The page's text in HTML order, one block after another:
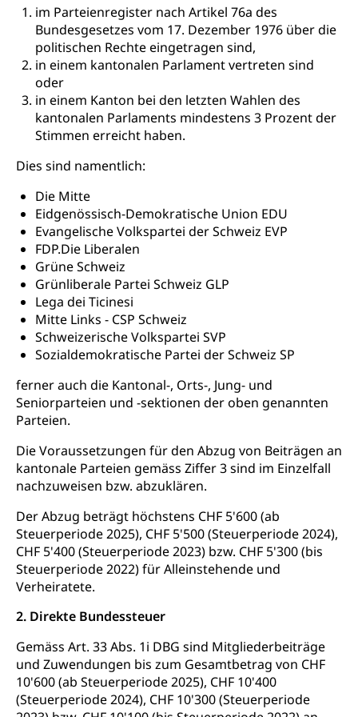
im Parteienregister nach Artikel 76a des
Bundesgesetzes vom 17. Dezember 1976 über die
politischen Rechte eingetragen sind,
in einem kantonalen Parlament vertreten sind
oder
in einem Kanton bei den letzten Wahlen des
kantonalen Parlaments mindestens 3 Prozent der
Stimmen erreicht haben.
Dies sind namentlich:
Die Mitte
Eidgenössisch-Demokratische Union EDU
Evangelische Volkspartei der Schweiz EVP
FDP.Die Liberalen
Grüne Schweiz
Grünliberale Partei Schweiz GLP
Lega dei Ticinesi
Mitte Links - CSP Schweiz
Schweizerische Volkspartei SVP
Sozialdemokratische Partei der Schweiz SP
ferner auch die Kantonal-, Orts-, Jung- und
Seniorparteien und -sektionen der oben genannten
Parteien.
Die Voraussetzungen für den Abzug von Beiträgen an
kantonale Parteien gemäss Ziffer 3 sind im Einzelfall
nachzuweisen bzw. abzuklären.
Der Abzug beträgt höchstens CHF 5'600 (ab
Steuerperiode 2025), CHF 5'500 (Steuerperiode 2024),
CHF 5'400 (Steuerperiode 2023) bzw. CHF 5'300 (bis
Steuerperiode 2022) für Alleinstehende und
Verheiratete.
2. Direkte Bundessteuer
Gemäss Art. 33 Abs. 1i DBG sind Mitgliederbeiträge
und Zuwendungen bis zum Gesamtbetrag von CHF
10'600 (ab Steuerperiode 2025), CHF 10'400
(Steuerperiode 2024), CHF 10'300 (Steuerperiode
Berufsmaturität
Zentrum für Brückenangebote
Studienwahl- und Studienbearatung
Fachklasse Grafik
Informatikmittelschule
Wirtschaftsmittelschule
FMS und Vollzeitschulen mit BM
Kantonale Sportcamps
Primarschule
Sekundarschule
Schulpflicht
Kindergarten & Basisstufe
Musikschulen
Schulferien
Schuldienste
Betreuungsangebote
Schulliste
Freiwilliger Schulsport
Stipendien und Darlehen
Studienbeihilfe, Stipendien, Ausbildungsdarlehen
Finanzielle Unterstützung für Ausbildung
Pflege HF oder Studium Pflege FH
Finanzielle Unterstützung Pädagogische
Hochschule PHLU
Stipendien Hochschule Luzern hslu
Universität
Technische Hochschule, Studium,
Hochschulstudium, Universitätsstudium,
universitäre Ausbildung, akademische Ausbildung,
Hochschule, Bachelor, Master, Doktorat,
Dienstleistungen, Hochschule Luzern,
Fachhochschule Zentralschweiz, HSLU,
Pädagogische Hochschule Luzern, PH Luzern, UniLU,
swissuniversities (Dachorganisation der Schweizer
Hochschulen)
swissuniversities
Universität Luzern
Fachstelle Hochschulbildung
Vorschule
Kindergarten, Kinderkrippe, Krippe, Kinderhort,
Kindertagesstätte, Spielgruppe, Tagesmutter,
Freiwilliges Kindergarten Jahr
Kinderbetreuung
Freiwilliges Kindergarten Jahr
Kindergarten & Basisstufe
Frühe Förderung
Gesundheit und Soziales
Konsumentenschutz
Konsumentenrechte, Produktsicherheit,
Konsumentenorganisation, parallele Einfuhr,
regionale Erschöpfung, nationale Erschöpfung,
internationale Erschöpfung, Preisabsprache, Kartell,
Cassis-deDijon-Prinzip
Verbraucherschutz
Krankenversicherung
Unfallversicherung, Berufsunfallversicherung,
Krankheit, Unfall, Prämienverbilligung,
Krankenkasse
Krankenversicherung (WAS Luzern)
Lebensmittelsicherheit